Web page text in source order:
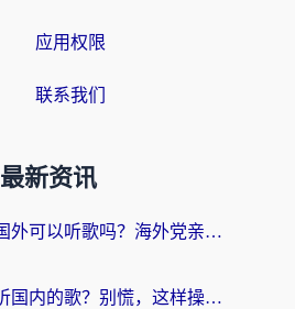
应用权限
联系我们
最新资讯
酷狗会员在国外可以听歌吗？海外党亲测有效：3步解决音乐权限难题
在国外无法听国内的歌？别慌，这样操作就能畅听QQ音乐（附亲测加速器推荐）